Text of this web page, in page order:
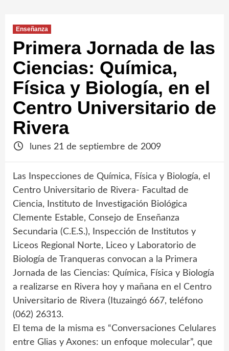
Enseñanza
Primera Jornada de las
Ciencias: Química,
Física y Biología, en el
Centro Universitario de
Rivera
lunes 21 de septiembre de 2009
Las Inspecciones de Química, Física y Biología, el
Centro Universitario de Rivera- Facultad de
Ciencia, Instituto de Investigación Biológica
Clemente Estable, Consejo de Enseñanza
Secundaria (C.E.S.), Inspección de Institutos y
Liceos Regional Norte, Liceo y Laboratorio de
Biología de Tranqueras convocan a la Primera
Jornada de las Ciencias: Química, Física y Biología
a realizarse en Rivera hoy y mañana en el Centro
Universitario de Rivera (Ituzaingó 667, teléfono
(062) 26313.
El tema de la misma es “Conversaciones Celulares
entre Glias y Axones: un enfoque molecular”, que